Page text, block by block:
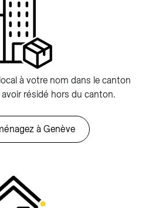
à votre nom dans le canton
résidé hors du canton.
à Genève